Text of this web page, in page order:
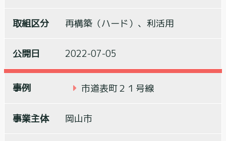
再構築（ハード）、利活用
2022-07-05
市道表町２１号線
岡山市